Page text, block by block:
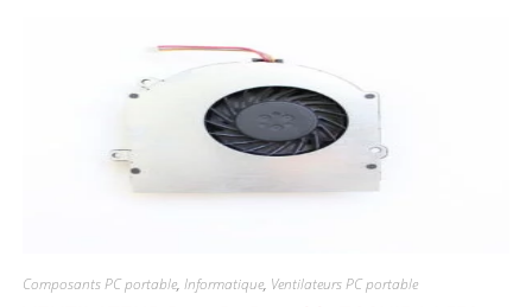
Composants PC portable, Informatique, Ventilateurs PC portable